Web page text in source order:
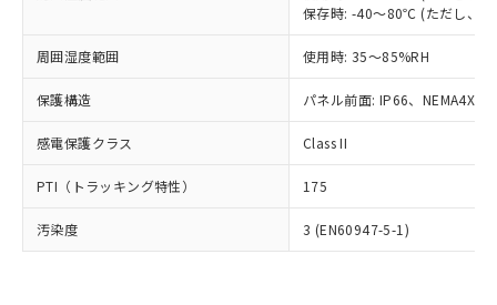
保存時: -40～80℃ (ただし、氷
周囲湿度範囲 使用時: 35～85%RH
保護構造 パネル前面: IP66、NEMA4X,
感電保護クラス Class II
PTI（トラッキング特性） 175
汚染度 3 (EN60947-5-1)
登録された部品リストについて、当社
および当社の共同利用者が、当社の製
品・サービスに関するお客様との取
引・商談に必要な範囲で利用すること
※当社の共同利用者とは、"個人情報
の「1.共同利
用者の範囲」に記載されている法人を
指します。
※3 非含有証明書ダウンロード
下記の非含有証明書をダウンロードするこ
EU RoHS指令（10物質）の非含有証明書
51物質の非含有証明書（当社基準）
※本証明書は発行日時点で非含有を証明す
るもので、過去に遡って非含有を証明する
「－」：未確認です。当社販売部門へお問